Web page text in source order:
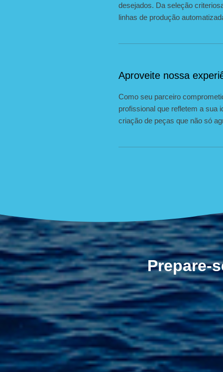
desejados. Da seleção
linhas de produção
Aproveite nossa
Como seu parceiro
profissional que refletem a sua
criação de peças que não só
Prepare-